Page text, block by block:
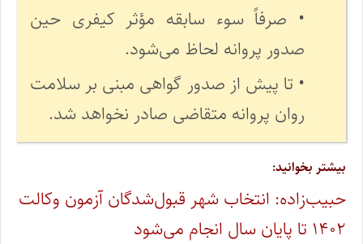
• صرفاً سوء سابقه مؤثر کیفری حین
صدور پروانه لحاظ می‌شود.
• تا پیش از صدور گواهی مبنی بر سلامت
روان پروانه متقاضی صادر نخواهد شد.
بیشتر بخوانید:
حبیب‌زاده: انتخاب شهر قبول‌شدگان آزمون وکالت
۱۴۰۲ تا پایان سال انجام می‌شود